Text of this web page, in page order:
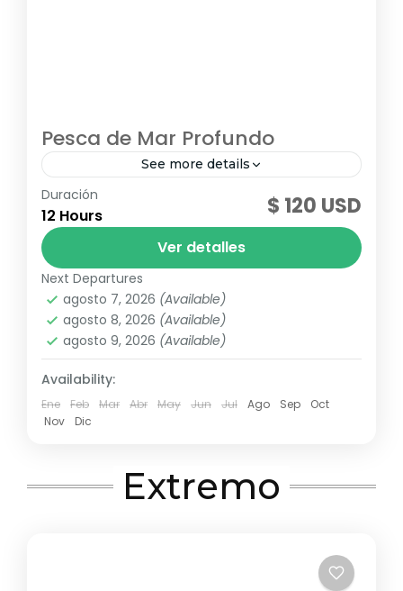
Pesca de Mar Profundo
See more details
No pierda la oportunidad de disfrutar de las
maravillas del mar en un espectacular
charter de pesca en alta mar, saliendo
desde la hermosa marina...
Punta Cana,
Duración
12 Hours $ 120 USD
Ver detalles
Next Departures
agosto 7, 2026 (Available)
agosto 8, 2026 (Available)
agosto 9, 2026 (Available)
Availability:
Ene Feb Mar Abr May Jun Jul Ago Sep
Oct
Nov
Dic
Extremo